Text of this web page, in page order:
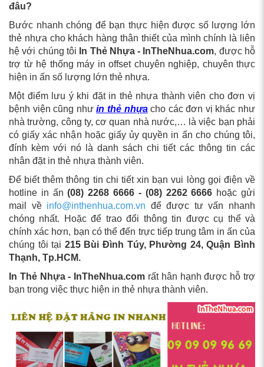
đâu?
Bước nhanh chóng để bạn thực hiện được số lượng lớn
thẻ nhựa cho khách hàng thân thiết của mình chính là liên
hệ với chúng tôi In Thẻ Nhựa - InTheNhua.com, được hỗ
trợ từ hệ thống máy in offset chuyên nghiệp, chuyên thực
hiện in ấn số lượng lớn thẻ nhựa.
Một điểm lưu ý khi đặt in thẻ nhựa thành viên cho đơn vị
bệnh viện cũng nhưin thẻ nhựacho các đơn vị khác như
nhà trường, công ty, cơ quan nhà nước,… là việc bạn phải
có giấy xác nhận hoặc giấy ủy quyền in ấn cho chúng tôi,
đính kèm với nó là danh sách chi tiết các thông tin các
nhân đặt in thẻ nhựa thành viên.
Để biết thêm thông tin chi tiết xin bạn vui lòng gọi điện về
hotline in ấn(08) 2268 6666 - (08) 2262 6666 hoặc gửi
mail về info@inthenhua.com.vn để được tư vấn nhanh
chóng nhất. Hoặc để trao đổi thông tin được cụ thể và
chính xác hơn, bạn có thể đến trực tiếp trung tâm in ấn của
chúng tôi tại 215 Bùi Đình Túy, Phường 24, Quận Bình
Thạnh, Tp.HCM.
In Thẻ Nhựa - InTheNhua.com rất hân hạnh được hỗ trợ
bạn trong việc thực hiện in thẻ nhựa thành viên.